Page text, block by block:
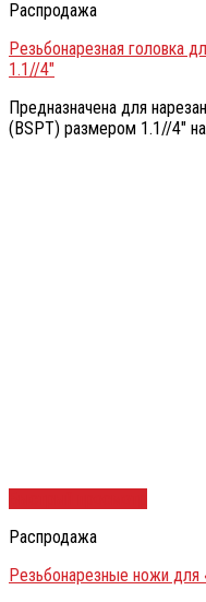
Распродажа
Резьбонарезная головка
1.1//4″
Предназначена для
(BSPT) размером 1.1//4″
Распродажа
Резьбонарезные ножи